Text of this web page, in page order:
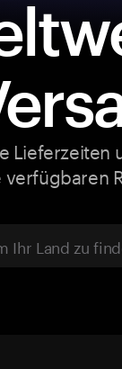
Lieferzeiten
verfügbaren
Ihr Land zu